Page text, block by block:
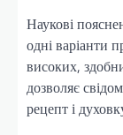
Наукові
одні варіанти
високих,
дозволяє
рецепт і